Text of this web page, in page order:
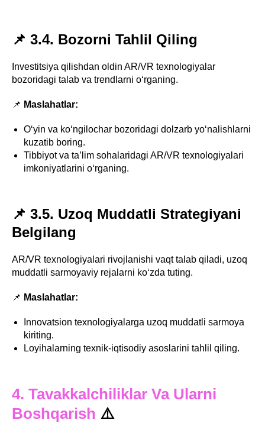
📌 3.4. Bozorni Tahlil Qiling
Investitsiya qilishdan oldin AR/VR texnologiyalar
bozoridagi talab va trendlarni o‘rganing.
📌 Maslahatlar:
O‘yin va ko‘ngilochar bozoridagi dolzarb yo‘nalishlarni
kuzatib boring.
Tibbiyot va ta’lim sohalaridagi AR/VR texnologiyalari
imkoniyatlarini o‘rganing.
📌 3.5. Uzoq Muddatli Strategiyani
Belgilang
AR/VR texnologiyalari rivojlanishi vaqt talab qiladi, uzoq
muddatli sarmoyaviy rejalarni ko‘zda tuting.
📌 Maslahatlar:
Innovatsion texnologiyalarga uzoq muddatli sarmoya
kiriting.
Loyihalarning texnik-iqtisodiy asoslarini tahlil qiling.
4. Tavakkalchiliklar Va Ularni
Boshqarish ⚠️